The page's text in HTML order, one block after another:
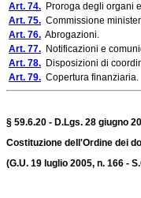
Art. 74. Proroga degli organi
Art. 75. Commissione
Art. 76. Abrogazioni.
Art. 77. Notificazioni e
Art. 78. Disposizioni di
Art. 79. Copertura finanziaria.
§ 59.6.20 - D.Lgs. 28 giugno
Costituzione dell'Ordine dei
(G.U. 19 luglio 2005, n. 166 -